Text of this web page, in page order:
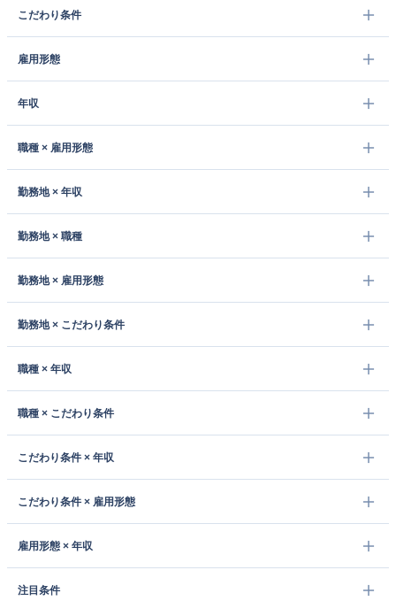
こだわり条件
雇用形態
年収
職種 × 雇用形態
勤務地 × 年収
勤務地 × 職種
勤務地 × 雇用形態
勤務地 × こだわり条件
職種 × 年収
職種 × こだわり条件
こだわり条件 × 年収
こだわり条件 × 雇用形態
雇用形態 × 年収
注目条件